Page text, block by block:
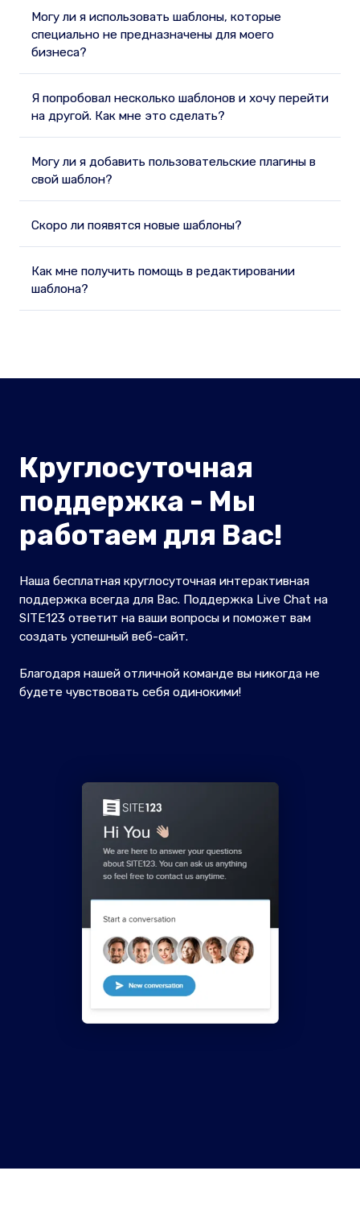
Могу ли я использовать шаблоны, которые
специально не предназначены для моего
бизнеса?
Я попробовал несколько шаблонов и хочу перейти
на другой. Как мне это сделать?
Могу ли я добавить пользовательские плагины в
свой шаблон?
Скоро ли появятся новые шаблоны?
Как мне получить помощь в редактировании
шаблона?
Круглосуточная
поддержка - Мы
работаем для Вас!
Наша бесплатная круглосуточная интерактивная
поддержка всегда для Вас. Поддержка Live Chat на
SITE123 ответит на ваши вопросы и поможет вам
создать успешный веб-сайт.
Благодаря нашей отличной команде вы никогда не
будете чувствовать себя одинокими!